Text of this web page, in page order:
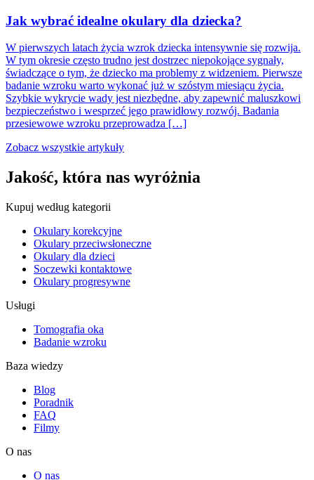
Jak wybrać idealne okulary dla dziecka?
W pierwszych latach życia wzrok dziecka intensywnie się rozwija.
W tym okresie często trudno jest dostrzec niepokojące sygnały,
świadczące o tym, że dziecko ma problemy z widzeniem. Pierwsze
badanie wzroku warto wykonać już w szóstym miesiącu życia.
Szybkie wykrycie wady jest niezbędne, aby zapewnić maluszkowi
bezpieczeństwo i wesprzeć jego prawidłowy rozwój. Badania
przesiewowe wzroku przeprowadza […]
Zobacz wszystkie artykuły
Jakość, która nas wyróżnia
Kupuj według kategorii
Okulary korekcyjne
Okulary przeciwsłoneczne
Okulary dla dzieci
Soczewki kontaktowe
Okulary progresywne
Usługi
Tomografia oka
Badanie wzroku
Baza wiedzy
Blog
Poradnik
FAQ
Filmy
O nas
O nas